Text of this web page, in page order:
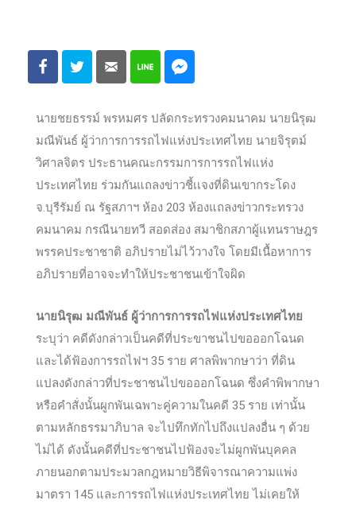
นายชยธรรม์ พรหมศร ปลัดกระทรวงคมนาคม นายนิรุฒ
มณีพันธ์ ผู้ว่าการการรถไฟแห่งประเทศไทย นายจิรุตม์
วิศาลจิตร ประธานคณะกรรมการการรถไฟแห่ง
ประเทศไทย ร่วมกันแถลงข่าวชี้เเจงที่ดินเขากระโดง
จ.บุรีรัมย์ ณ รัฐสภาฯ ห้อง 203 ห้องแถลงข่าวกระทรวง
คมนาคม กรณีนายทวี สอดส่อง สมาชิกสภาผู้แทนราษฎร
พรรคประชาชาติ อภิปรายไม่ไว้วางใจ โดยมีเนื้อหาการ
อภิปรายที่อาจจะทำให้ประชาชนเข้าใจผิด
นายนิรุฒ มณีพันธ์ ผู้ว่าการการรถไฟแห่งประเทศไทย
ระบุว่า คดีดังกล่าวเป็นคดีที่ประขาชนไปขอออกโฉนด
และได้ฟ้องการรถไฟฯ 35 ราย ศาลพิพากษาว่า ที่ดิน
แปลงดังกล่าวที่ประชาชนไปขอออกโฉนด ซึ่งคำพิพากษา
หรือคำสั่งนั้นผูกพันเฉพาะคู่ความในคดี 35 ราย เท่านั้น
ตามหลักธรรมาภิบาล จะไปทึกทักไปถึงแปลงอื่น ๆ ด้วย
ไม่ได้ ดังนั้นคดีที่ประชาชนไปฟ้องจะไม่ผูกพันบุคคล
ภายนอกตามประมวลกฎหมายวิธีพิจารณาความแพ่ง
มาตรา 145 และการรถไฟแห่งประเทศไทย ไม่เคยให้